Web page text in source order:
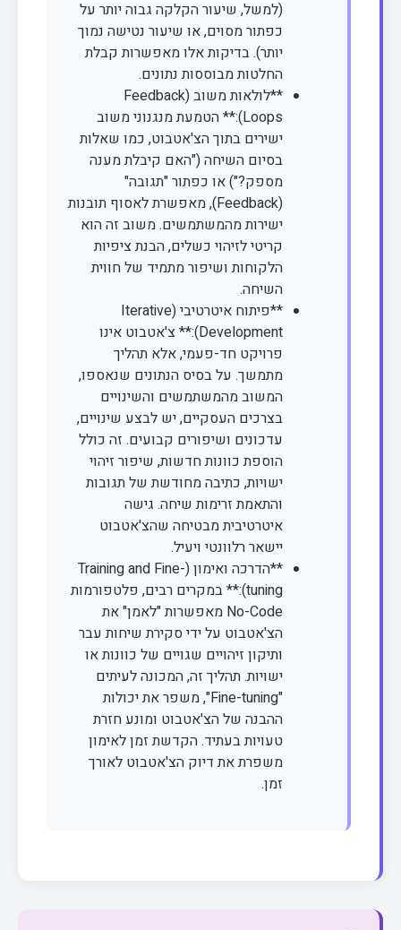
(למשל, שיעור הקלקה גבוה יותר על
כפתור מסוים, או שיעור נטישה נמוך
יותר). בדיקות אלו מאפשרות קבלת
החלטות מבוססות נתונים.
**לולאות משוב (Feedback
Loops):** הטמעת מנגנוני משוב
ישירים בתוך הצ'אטבוט, כמו שאלות
בסיום השיחה ("האם קיבלת מענה
מספק?") או כפתור "תגובה"
(Feedback), מאפשרת לאסוף תובנות
ישירות מהמשתמשים. משוב זה הוא
קריטי לזיהוי כשלים, הבנת ציפיות
הלקוחות ושיפור מתמיד של חווית
השיחה.
**פיתוח איטרטיבי (Iterative
Development):** צ'אטבוט אינו
פרויקט חד-פעמי, אלא תהליך
מתמשך. על בסיס הנתונים שנאספו,
המשוב מהמשתמשים והשינויים
בצרכים העסקיים, יש לבצע שינויים,
עדכונים ושיפורים קבועים. זה כולל
הוספת כוונות חדשות, שיפור זיהוי
ישויות, כתיבה מחודשת של תגובות
והתאמת זרימות שיחה. גישה
איטרטיבית מבטיחה שהצ'אטבוט
יישאר רלוונטי ויעיל.
**הדרכה ואימון (Training and Fine-
tuning):** במקרים רבים, פלטפורמות
No-Code מאפשרות "לאמן" את
הצ'אטבוט על ידי סקירת שיחות עבר
ותיקון זיהויים שגויים של כוונות או
ישויות. תהליך זה, המכונה לעיתים
"Fine-tuning", משפר את יכולות
ההבנה של הצ'אטבוט ומונע חזרת
טעויות בעתיד. הקדשת זמן לאימון
משפרת את דיוק הצ'אטבוט לאורך
זמן.